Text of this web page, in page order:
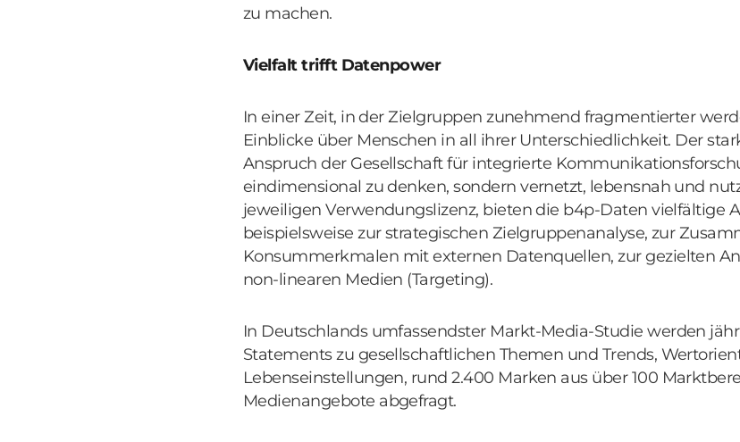
zu machen.
Vielfalt trifft Datenpower
In einer Zeit, in der Zielgruppen zunehmend fragmentierter
Einblicke über Menschen in all ihrer Unterschiedlichkeit. Der
Anspruch der Gesellschaft für integrierte
eindimensional zu denken, sondern vernetzt, lebensnah und
jeweiligen Verwendungslizenz, bieten die b4p-Daten vielfältige
beispielsweise zur strategischen Zielgruppenanalyse, zur
Konsummerkmalen mit externen Datenquellen, zur gezielten
non-linearen Medien (Targeting).
In Deutschlands umfassendster Markt-Media-Studie werden
Statements zu gesellschaftlichen Themen und Trends,
Lebenseinstellungen, rund 2.400 Marken aus über 100
Medienangebote abgefragt.